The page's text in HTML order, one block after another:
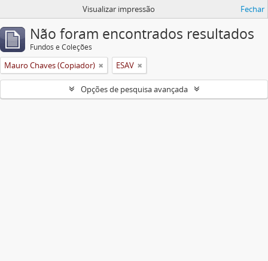
Visualizar impressão Fechar
Não foram encontrados resultados
Fundos e Coleções
Mauro Chaves (Copiador) ESAV
Opções de pesquisa avançada